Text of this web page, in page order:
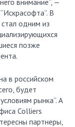
внимание”, —
В
одним из
позже
в российском
будет
рынка”. А
Colliers
партнеры,